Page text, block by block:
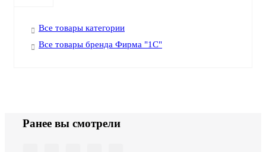
Все товары категории
Все товары бренда Фирма "1С"
Ранее вы смотрели